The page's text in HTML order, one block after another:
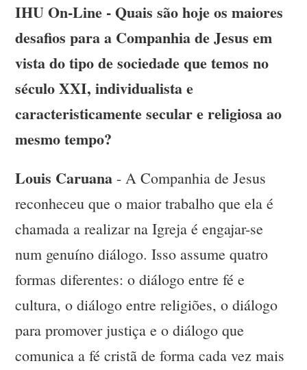
IHU On-Line - Quais são hoje os maiores
desafios para a Companhia de Jesus em
vista do tipo de sociedade que temos no
século XXI, individualista e
caracteristicamente secular e religiosa ao
mesmo tempo?
Louis Caruana - A Companhia de Jesus
reconheceu que o maior trabalho que ela é
chamada a realizar na Igreja é engajar-se
num genuíno diálogo. Isso assume quatro
formas diferentes: o diálogo entre fé e
cultura, o diálogo entre religiões, o diálogo
para promover justiça e o diálogo que
comunica a fé cristã de forma cada vez mais